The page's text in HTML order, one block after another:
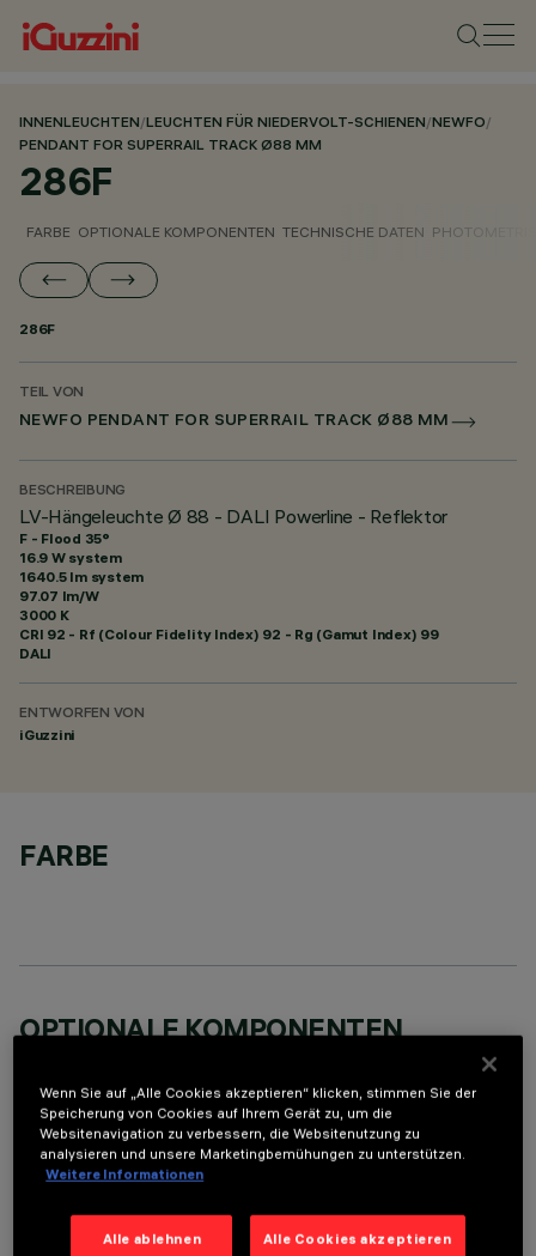
INNENLEUCHTEN/LEUCHTEN FÜR NIEDERVOLT-SCHIENEN/NEWFO/
PENDANT FOR SUPERRAIL TRACK Ø88 MM
286F
FARBE OPTIONALE KOMPONENTEN TECHNISCHE DATEN
286F
TEIL VON
NEWFO PENDANT FOR SUPERRAIL TRACK Ø88 MM
BESCHREIBUNG
LV-Hängeleuchte Ø 88 - DALI Powerline - Reflektor
F - Flood 35°
16.9 W system
1640.5 lm system
97.07 lm/W
3000 K
CRI 92 - Rf (Colour Fidelity Index) 92 - Rg (Gamut Index) 99
DALI
ENTWORFEN VON
iGuzzini
FARBE
OPTIONALE KOMPONENTEN
LETZTES UPDATE: 03.08.2026
Wenn Sie auf „Alle Cookies akzeptieren“ klicken, stimmen Sie der
Speicherung von Cookies auf Ihrem Gerät zu, um die
Websitenavigation zu verbessern, die Websitenutzung zu
analysieren und unsere Marketingbemühungen zu unterstützen.
Weitere Informationen
Alle ablehnen Alle Cookies akzeptieren